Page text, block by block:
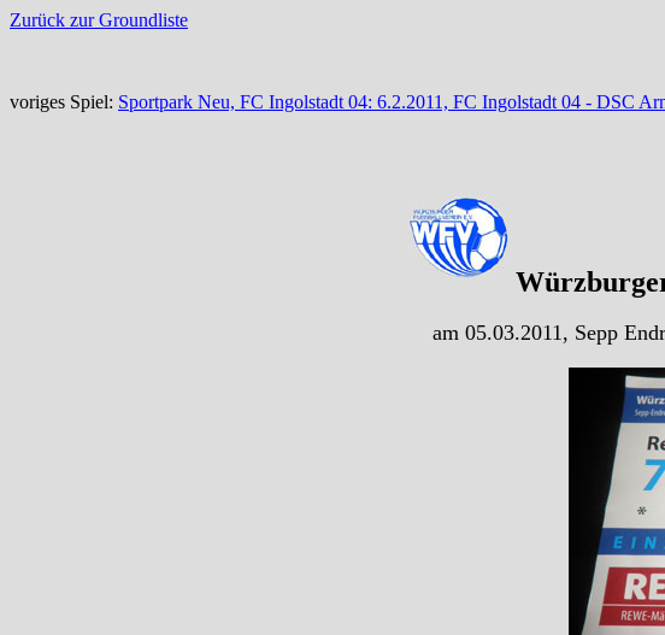
Zurück zur Groundliste
voriges Spiel: Sportpark Neu, FC Ingolstadt 04: 6.2.2011, FC Ingolstadt 04 - DSC
am 05.03.2011, Sepp